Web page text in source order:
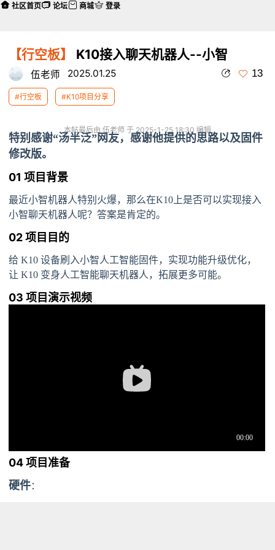
【行空板】 K10接入聊天机器人--小智
伍老师 2025.01.25 13
#行空板 #K10项目分享
本帖最后由 伍老师 于 2025-1-25 18:30 编辑
特别感谢“汤半泛”网友，感谢他提供的思路以及固件
修改版。
01 项目背景
最近小智机器人特别火爆，那么在K10上是否可以实现接入
小智聊天机器人呢？答案是肯定的。
02 项目目的
给 K10 设备刷入小智人工智能固件，实现功能升级优化，
让 K10 变身人工智能聊天机器人，拓展更多可能。
03 项目演示视频
04 项目准备
硬件：
社区首页 论坛 商城 登录